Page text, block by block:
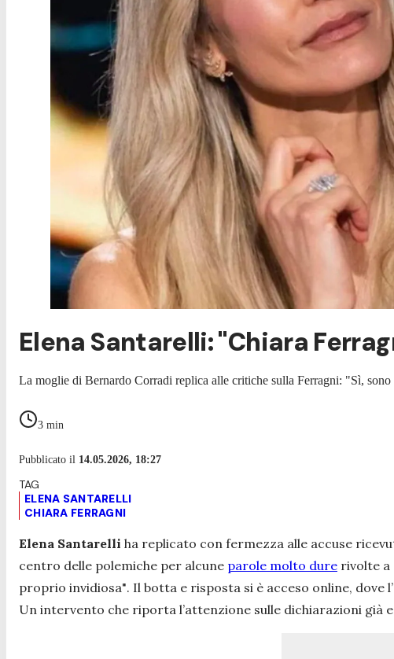
Elena Santarelli: "Chiara
La moglie di Bernardo Corradi replica alle critiche sulla Ferragni: "Sì,
3 min
Pubblicato il 14.05.2026, 18:27
ELENA SANTARELLI
CHIARA FERRAGNI
Elena Santarelli ha replicato con fermezza alle accuse
centro delle polemiche per alcune parole molto dure rivolte a
proprio invidiosa". Il botta e risposta si è acceso online,
Un intervento che riporta l’attenzione sulle dichiarazioni già